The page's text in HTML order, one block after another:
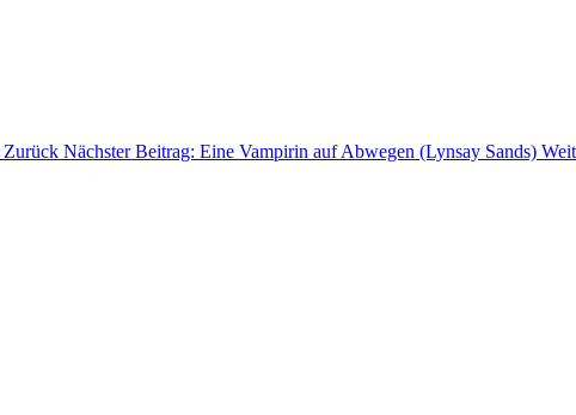
Zurück Nächster Beitrag: Eine Vampirin auf Abwegen (Lynsay Sands)